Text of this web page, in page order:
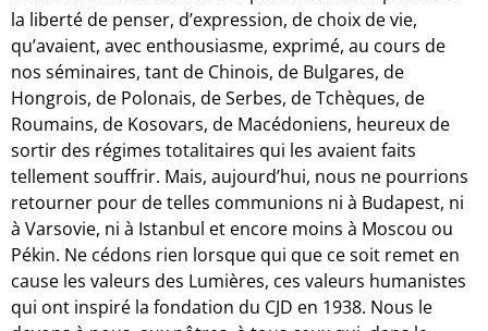
la liberté de penser, d’expression, de choix de vie,
qu’avaient, avec enthousiasme, exprimé, au cours de
nos séminaires, tant de Chinois, de Bulgares, de
Hongrois, de Polonais, de Serbes, de Tchèques, de
Roumains, de Kosovars, de Macédoniens, heureux de
sortir des régimes totalitaires qui les avaient faits
tellement souffrir. Mais, aujourd’hui, nous ne pourrions
retourner pour de telles communions ni à Budapest, ni
à Varsovie, ni à Istanbul et encore moins à Moscou ou
Pékin. Ne cédons rien lorsque qui que ce soit remet en
cause les valeurs des Lumières, ces valeurs humanistes
qui ont inspiré la fondation du CJD en 1938. Nous le